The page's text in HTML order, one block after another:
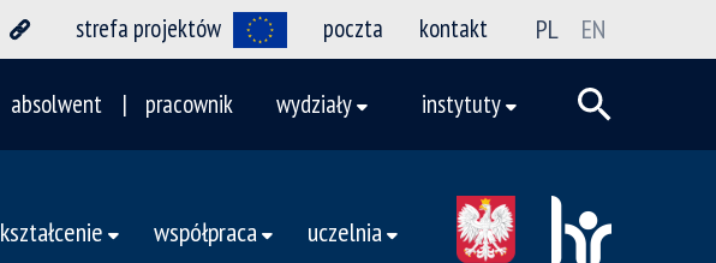
strefa projektów poczta kontakt PL EN
absolwent pracownik wydziały instytuty
kształcenie współpraca uczelnia